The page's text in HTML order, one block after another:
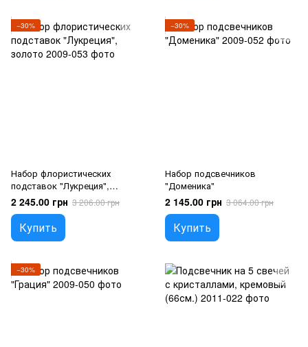
−30%
Набор флористических
подставок "Лукреция",
золото
2 245.00 грн 3 206.00 грн
Купить
−30%
Набор подсвечников
"Доменика"
2 145.00 грн 3 064.00 грн
Купить
−30%